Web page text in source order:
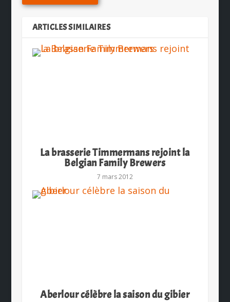
ARTICLES SIMILAIRES
La brasserie Timmermans rejoint la
Belgian Family Brewers
7 mars 2012
Aberlour célèbre la saison du gibier